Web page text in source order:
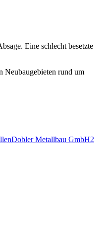
Eine schlecht besetzte
Neubaugebieten rund um
Dobler Metallbau GmbH2